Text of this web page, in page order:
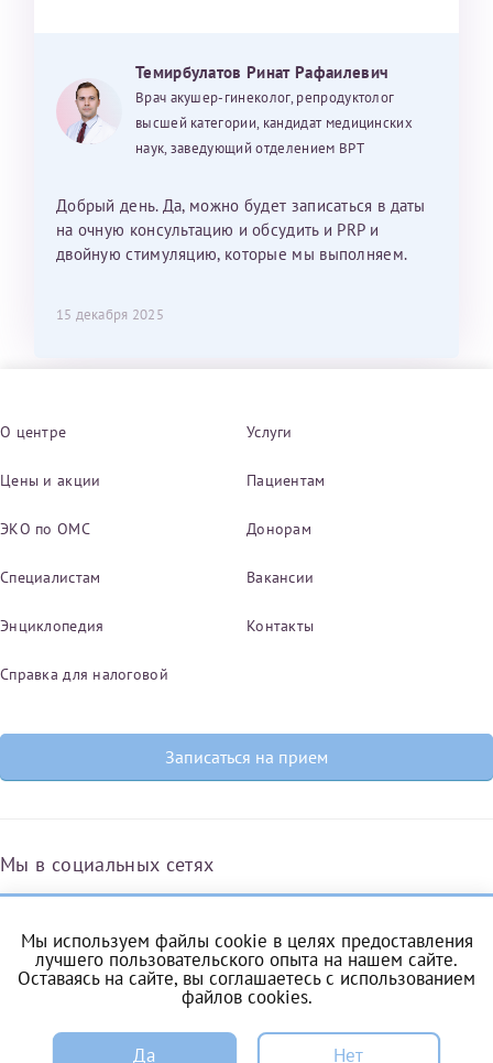
Темирбулатов Ринат Рафаилевич
Врач акушер-гинеколог, репродуктолог
высшей категории, кандидат медицинских
наук, заведующий отделением ВРТ
Добрый день. Да, можно будет записаться в даты
на очную консультацию и обсудить и PRP и
двойную стимуляцию, которые мы выполняем.
15 декабря 2025
О центре Услуги
Цены и акции Пациентам
ЭКО по ОМС Донорам
Специалистам Вакансии
Энциклопедия Контакты
Справка для налоговой
Записаться на прием
Мы в социальных сетях
Вконтакте ОдноклассникиЯндекс.Дзен Telegram Max
Комендантский проспект, 53/1A
Мы используем файлы cookie в целях предоставления
лучшего пользовательского опыта на нашем сайте.
Оставаясь на сайте, вы соглашаетесь с использованием
файлов cookies.
Да Нет
ЗАПИСЬ